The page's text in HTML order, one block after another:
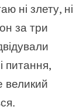
ні злету, ні
за три
питання,
великий